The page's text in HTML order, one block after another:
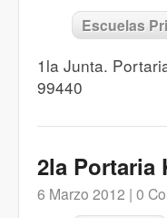
Escuelas
1la Junta.
99440
2la Portaria
6 Marzo 2012 | 0